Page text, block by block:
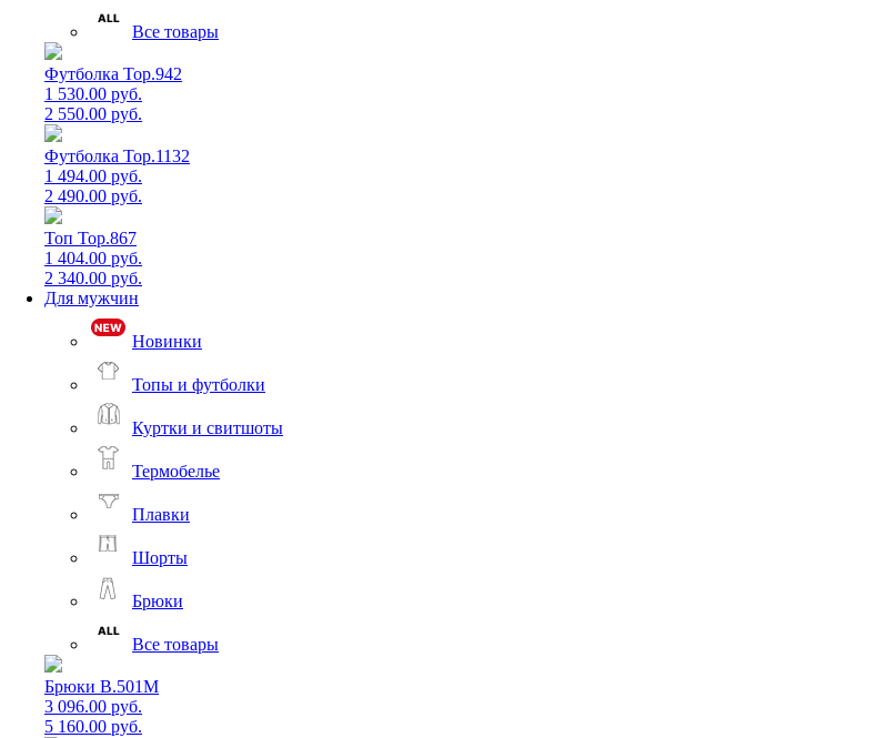
Все товары
Футболка Top.942
1 530.00 руб.
2 550.00 руб.
Футболка Top.1132
1 494.00 руб.
2 490.00 руб.
Топ Top.867
1 404.00 руб.
2 340.00 руб.
Для мужчин
Новинки
Топы и футболки
Куртки и свитшоты
Термобелье
Плавки
Шорты
Брюки
Все товары
Брюки B.501M
3 096.00 руб.
5 160.00 руб.